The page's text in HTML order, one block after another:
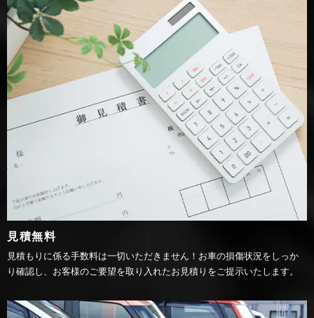
見積無料
見積もりに係る手数料は一切いただきません！お車の損傷状況をしっか
り確認し、お客様のご要望を取り入れたお見積りをご提示いたします。